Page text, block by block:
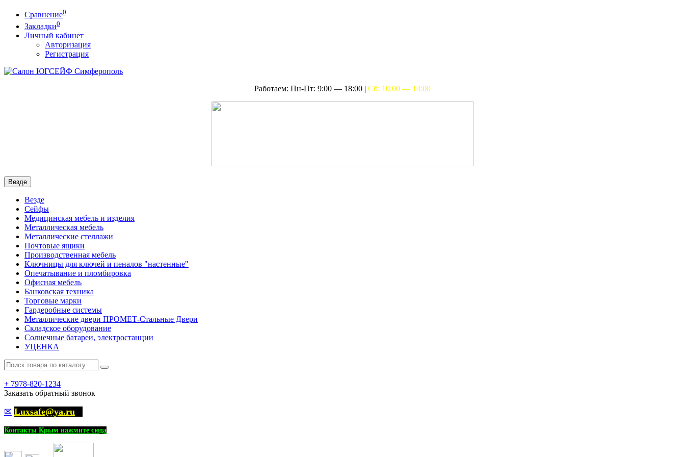
Сравнение0
Закладки0
Личный кабинет
Авторизация
Регистрация
Работаем: Пн-Пт: 9:00 — 18:00 | Сб: 10:00 — 14:00
Везде
Везде
Сейфы
Медицинская мебель и изделия
Металлическая мебель
Металлические стеллажи
Почтовые ящики
Производственная мебель
Ключницы для ключей и пеналов "настенные"
Опечатывание и пломбировка
Офисная мебель
Банковская техника
Торговые марки
Гардеробные системы
Металлические двери ПРОМЕТ-Стальные Двери
Складское оборудование
Солнечные батареи, электростанции
УЦЕНКА
+ 7978-820-1234
Заказать обратный звонок
✉ Luxsafe@ya.ru
Контакты Крым нажмите сюда